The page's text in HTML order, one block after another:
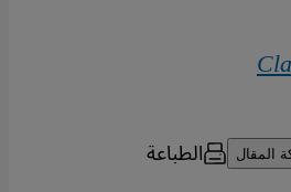
المقال الطباعة